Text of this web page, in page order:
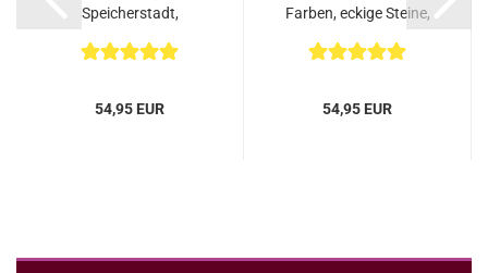
Speicherstadt,
runde Steine,...
54,95 EUR
Farben, eckige Steine,
54,95 EUR